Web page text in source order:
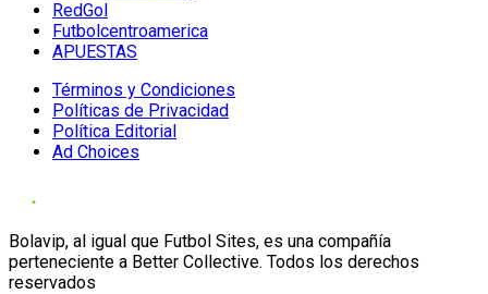
RedGol
Futbolcentroamerica
APUESTAS
Términos y Condiciones
Políticas de Privacidad
Política Editorial
Ad Choices
Bolavip, al igual que Futbol Sites, es una compañía
perteneciente a Better Collective. Todos los derechos
reservados